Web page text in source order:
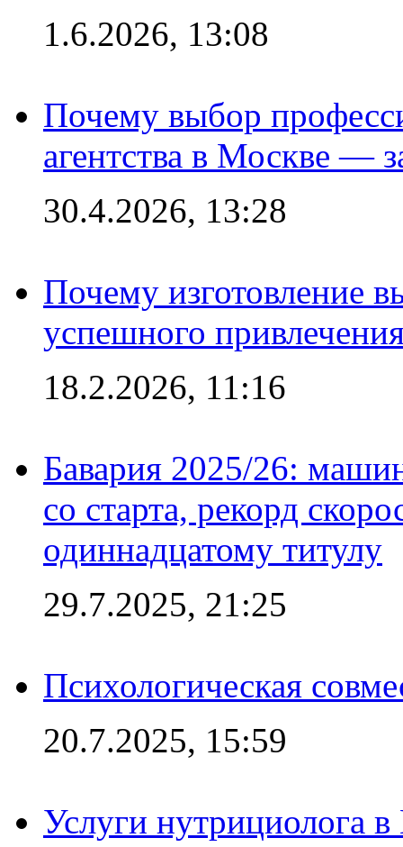
1.6.2026, 13:08
Почему выбор
агентства в Москве —
30.4.2026, 13:28
Почему изготовление
успешного
18.2.2026, 11:16
Бавария 2025/26:
со старта, рекорд
одиннадцатому титулу
29.7.2025, 21:25
Психологическая
20.7.2025, 15:59
Услуги нутрициолога